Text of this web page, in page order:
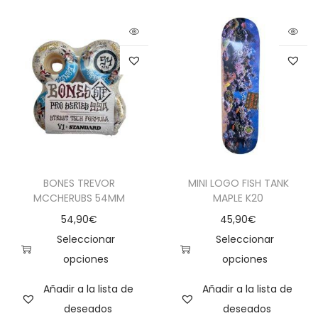
BONES TREVOR
MCCHERUBS 54MM
54,90€
Seleccionar
opciones
Añadir a la lista de
deseados
MINI LOGO FISH TANK
MAPLE K20
45,90€
Seleccionar
opciones
Añadir a la lista de
deseados